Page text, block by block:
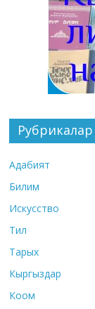
Рубрикалар
Адабият
Билим
Искусство
Тил
Тарых
Кыргыздар
Коом